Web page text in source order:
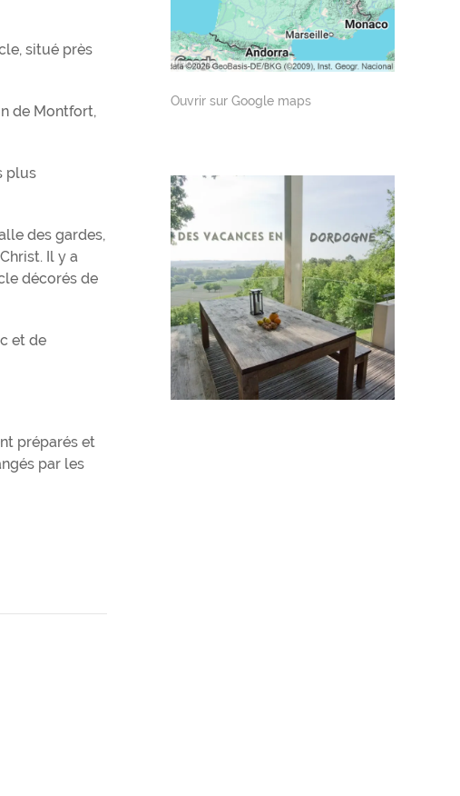
situé près
de Montfort,
plus
des gardes,
Il y a
décorés de
et de
préparés et
par les
Ouvrir sur Google maps